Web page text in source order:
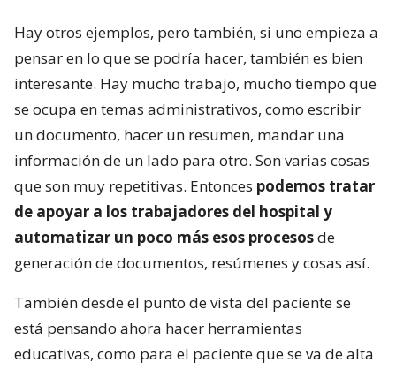
Hay otros ejemplos, pero también, si uno empieza a
pensar en lo que se podría hacer, también es bien
interesante. Hay mucho trabajo, mucho tiempo que
se ocupa en temas administrativos, como escribir
un documento, hacer un resumen, mandar una
información de un lado para otro. Son varias cosas
que son muy repetitivas. Entonces podemos tratar
de apoyar a los trabajadores del hospital y
automatizar un poco más esos procesosde
generación de documentos, resúmenes y cosas así.
También desde el punto de vista del paciente se
está pensando ahora hacer herramientas
educativas, como para el paciente que se va de alta